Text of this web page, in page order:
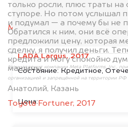
LADA Largus, 2017
Состояние: Кредитное,
Цена:
только росли, плюс траты
ступоре. Но потом услышал
и подумал — а почему бы не
Обратился к ним, они всё
предложили цену, которая
сделку, я получил деньги.
кредита и могу спокойно
машины.
Анатолий, Казань
Toyota Fortuner, 2017
2. Отправьте фотографии
+79584983298 по
MAXили на электронную
info@dorogo.online
*принадлежит компании Meta Platforms, Inc.,
организацией и запрещённой на территории РФ